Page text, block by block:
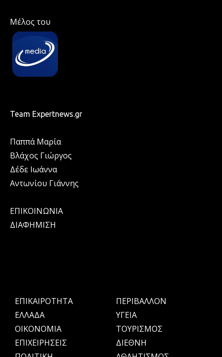
Μέλος του
Team Expertnews.gr
Παππά Μαρία
Βλάχος Γιώργος
Δέδε Ιωάννα
Αντωνίου Γιάννης
ΕΠΙΚΟΙΝΩΝΙΑ
ΔΙΑΦΗΜΙΣΗ
ΕΠΙΚΑΙΡΟΤΗΤΑ
ΕΛΛΑΔΑ
OIKONOMIA
ΕΠΙΧΕΙΡΗΣΕΙΣ
ΠΕΡΙΒΑΛΛΟΝ
ΥΓΕΙΑ
ΤΟΥΡΙΣΜΟΣ
ΔΙΕΘΝΗ